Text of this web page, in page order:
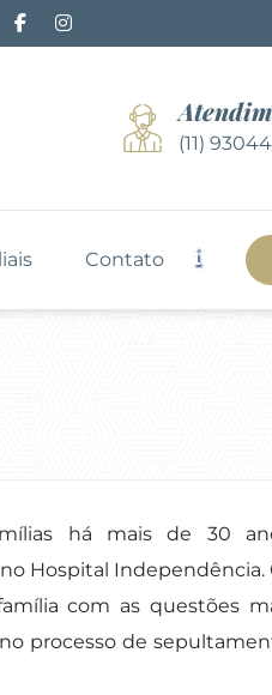
(11)
Contato
há mais de 30
Hospital Independência.
com as questões
processo de